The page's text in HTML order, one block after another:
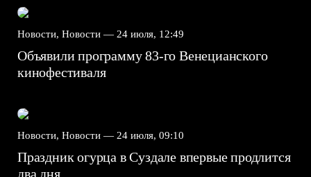
Новости, Новости — 24 июля, 12:49
Объявили программу 83-го Венецианского
кинофестиваля
Новости, Новости — 24 июля, 09:10
Праздник огурца в Суздале впервые продлится
два дня